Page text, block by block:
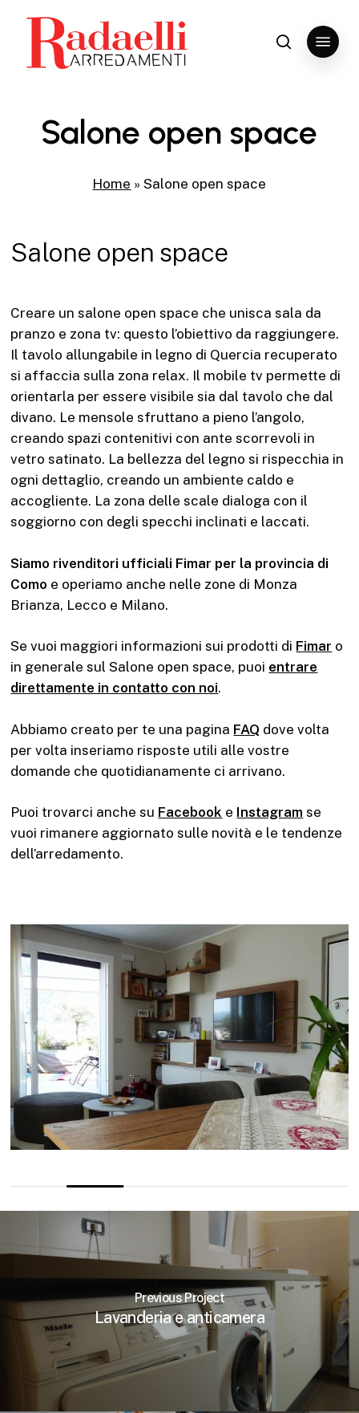
content
search
Menu
Salone open space
Home »Salone open space
Salone open space
Creare un salone open space che unisca sala da
pranzo e zona tv: questo l’obiettivo da raggiungere.
Il tavolo allungabile in legno di Quercia recuperato
si affaccia sulla zona relax. Il mobile tv permette di
orientarla per essere visibile sia dal tavolo che dal
divano. Le mensole sfruttano a pieno l’angolo,
creando spazi contenitivi con ante scorrevoli in
vetro satinato. La bellezza del legno si rispecchia in
ogni dettaglio, creando un ambiente caldo e
accogliente. La zona delle scale dialoga con il
soggiorno con degli specchi inclinati e laccati.
Siamo rivenditori ufficiali Fimar per la provincia di
Como e operiamo anche nelle zone di Monza
Brianza, Lecco e Milano.
Se vuoi maggiori informazioni sui prodotti di Fimar o
in generale sul Salone open space, puoi entrare
direttamente in contatto con noi.
Abbiamo creato per te una pagina FAQ dove volta
per volta inseriamo risposte utili alle vostre
domande che quotidianamente ci arrivano.
Puoi trovarci anche su Facebook e Instagram se
vuoi rimanere aggiornato sulle novità e le tendenze
dell’arredamento.
Previous Project
Lavanderia e anticamera
Close